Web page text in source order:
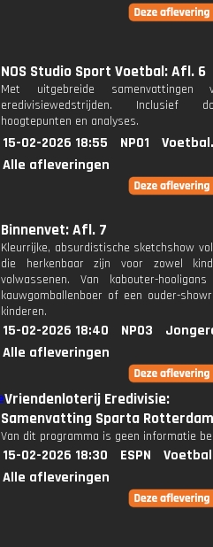
NOS Studio Sport Voetbal: Afl. 6
Met uitgebreide samenvattingen
eredivisiewedstrijden. Inclusief
hoogtepunten en analyses.
15-02-2026 18:55 NPO1
Alle afleveringen
Binnenvet: Afl. 7
Kleurrijke, absurdistische sketchshow
die herkenbaar zijn voor zowel
volwassenen. Van kabouter-
kauwgomballenboer of een ouder-
kinderen.
15-02-2026 18:40 NPO3
Alle afleveringen
Vriendenloterij Eredivisie:
Samenvatting Sparta Rotterdam
Van dit programma is geen informatie
15-02-2026 18:30 ESPN
Alle afleveringen